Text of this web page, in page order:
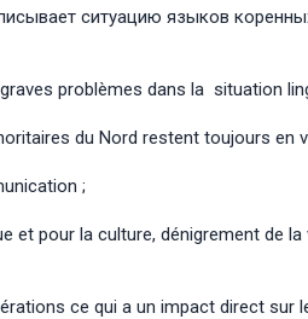
ситуацию языков
problèmes dans la situation
du Nord restent toujours en
;
pour la culture, dénigrement de la
ce qui a un impact direct sur